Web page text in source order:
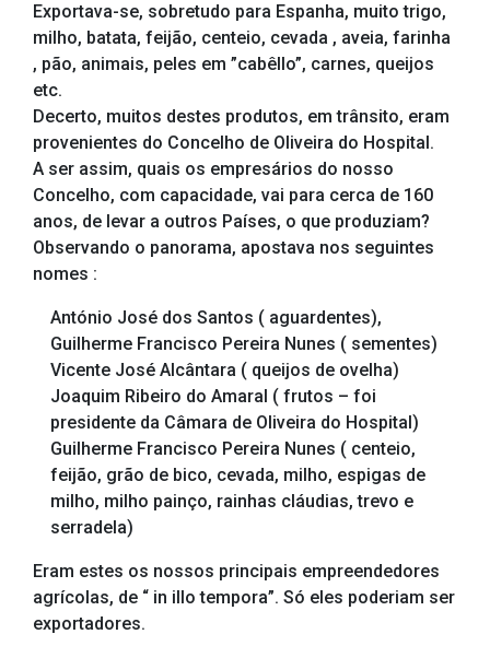
Exportava-se, sobretudo para Espanha, muito trigo,
milho, batata, feijão, centeio, cevada , aveia, farinha
, pão, animais, peles em ”cabêllo”, carnes, queijos
etc.
Decerto, muitos destes produtos, em trânsito, eram
provenientes do Concelho de Oliveira do Hospital.
A ser assim, quais os empresários do nosso
Concelho, com capacidade, vai para cerca de 160
anos, de levar a outros Países, o que produziam?
Observando o panorama, apostava nos seguintes
nomes :
António José dos Santos ( aguardentes),
Guilherme Francisco Pereira Nunes ( sementes)
Vicente José Alcântara ( queijos de ovelha)
Joaquim Ribeiro do Amaral ( frutos – foi
presidente da Câmara de Oliveira do Hospital)
Guilherme Francisco Pereira Nunes ( centeio,
feijão, grão de bico, cevada, milho, espigas de
milho, milho painço, rainhas cláudias, trevo e
serradela)
Eram estes os nossos principais empreendedores
agrícolas, de “ in illo tempora”. Só eles poderiam ser
exportadores.